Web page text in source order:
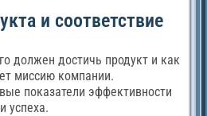
и соответствие
должен достичь продукт и как
миссию компании.
показатели эффективности
успеха.